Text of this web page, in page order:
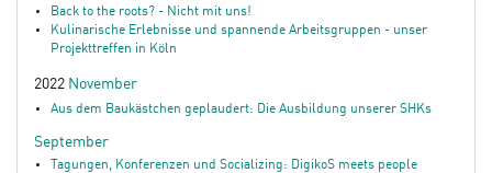
Back to the roots? - Nicht mit uns!
Kulinarische Erlebnisse und spannende Arbeitsgruppen - unser
Projekttreffen in Köln
2022 November
Aus dem Baukästchen geplaudert: Die Ausbildung unserer SHKs
September
Tagungen, Konferenzen und Socializing: DigikoS meets people